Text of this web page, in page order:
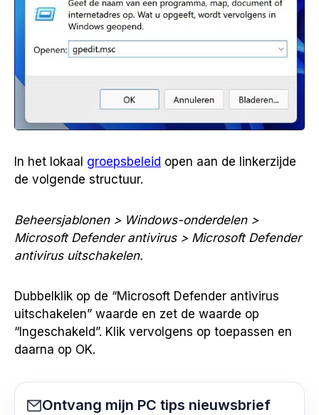
In het lokaal groepsbeleid open aan de linkerzijde
de volgende structuur.
Beheersjablonen > Windows-onderdelen >
Microsoft Defender antivirus > Microsoft Defender
antivirus uitschakelen.
Dubbelklik op de “Microsoft Defender antivirus
uitschakelen” waarde en zet de waarde op
“Ingeschakeld”. Klik vervolgens op toepassen en
daarna op OK.
Ontvang mijn PC tips nieuwsbrief